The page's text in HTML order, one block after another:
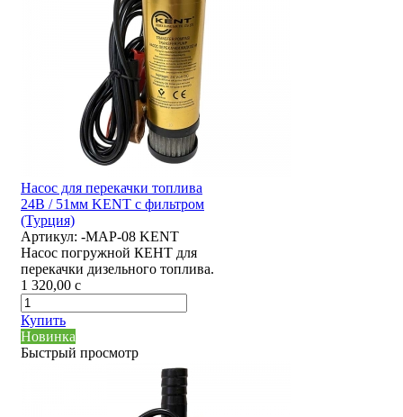
Насос для перекачки топлива
24В / 51мм KENT с фильтром
(Турция)
Артикул: -MAP-08 KENT
Насос погружной КЕНТ для
перекачки дизельного топлива.
1 320,00 c
Купить
Новинка
Быстрый просмотр